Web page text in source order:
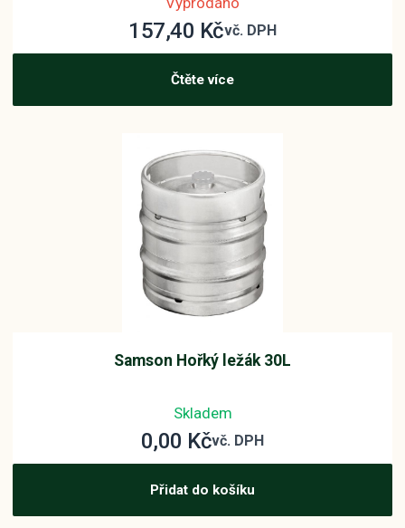
157,40 Kčvč. DPH
Čtěte více
Samson Hořký ležák 30L
Skladem
0,00 Kčvč. DPH
Přidat do košíku